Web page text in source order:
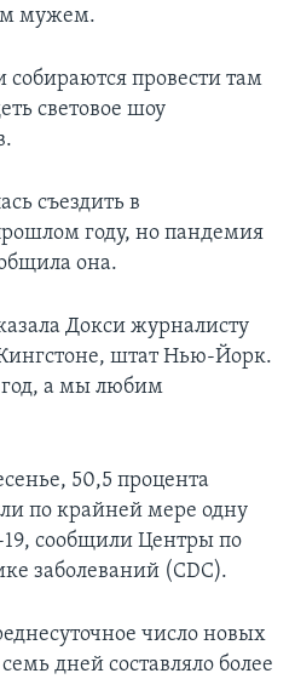
мужем.
провести там
световое шоу
съездить в
году, но пандемия
она.
Докси журналисту
штат Нью-Йорк.
год, а мы любим
50,5 процента
по крайней мере одну
19, сообщили Центры по
заболеваний (CDC).
число новых
дней составляло более